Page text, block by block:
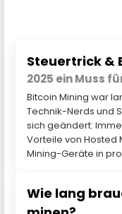
Steuertrick &
2025 ein Muss
Bitcoin Mining war
Technik-Nerds und
sich geändert:
Vorteile von Hosted
Mining-Geräte in
Wie lang